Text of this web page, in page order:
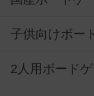
子供向けボー
2人用ボード